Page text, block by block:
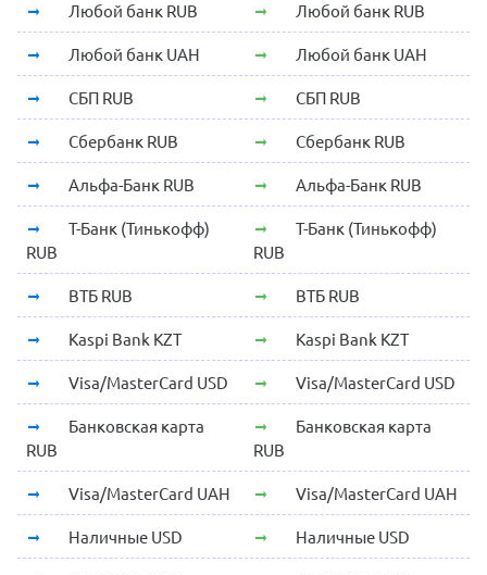
Любой банк RUB Любой банк RUB
Любой банк UAH Любой банк UAH
СБП RUB СБП RUB
Сбербанк RUB Сбербанк RUB
Альфа-Банк RUB Альфа-Банк RUB
Т-Банк (Тинькофф)
RUB
Т-Банк (Тинькофф)
RUB
ВТБ RUB ВТБ RUB
Kaspi Bank KZT Kaspi Bank KZT
Visa/MasterCard USD Visa/MasterCard USD
Банковская карта
RUB
Банковская карта
RUB
Visa/MasterCard UAH Visa/MasterCard UAH
Наличные USD Наличные USD